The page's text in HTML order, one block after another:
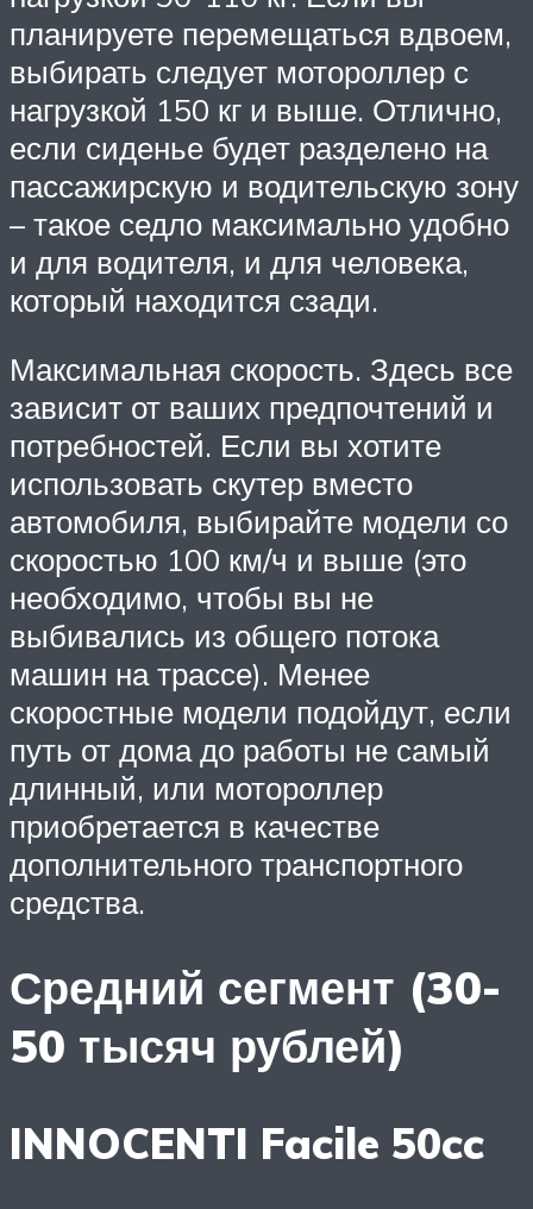
планируете перемещаться вдвоем,
выбирать следует мотороллер с
нагрузкой 150 кг и выше. Отлично,
если сиденье будет разделено на
пассажирскую и водительскую зону
– такое седло максимально удобно
и для водителя, и для человека,
который находится сзади.
Максимальная скорость. Здесь все
зависит от ваших предпочтений и
потребностей. Если вы хотите
использовать скутер вместо
автомобиля, выбирайте модели со
скоростью 100 км/ч и выше (это
необходимо, чтобы вы не
выбивались из общего потока
машин на трассе). Менее
скоростные модели подойдут, если
путь от дома до работы не самый
длинный, или мотороллер
приобретается в качестве
дополнительного транспортного
средства.
Средний сегмент (30-
50 тысяч рублей)
INNOCENTI Facile 50cc